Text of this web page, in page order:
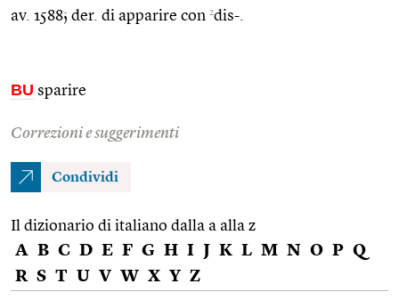
av. 1588; der. di apparire con 2dis-.
BU sparire
Correzioni e suggerimenti
Condividi
Il dizionario di italiano dalla a alla z
A B C D E F G H I J K L M N O P Q
R S T U V W X Y Z